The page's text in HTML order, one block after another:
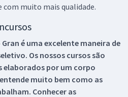
com muito mais qualidade.
é uma excelente maneira de
Os nossos cursos são
por um corpo
muito bem como as
Conhecer as